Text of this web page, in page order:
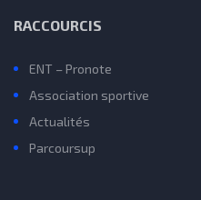
RACCOURCIS
ENT – Pronote
Association sportive
Actualités
Parcoursup